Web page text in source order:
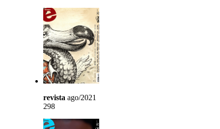
revista ago/2021
298